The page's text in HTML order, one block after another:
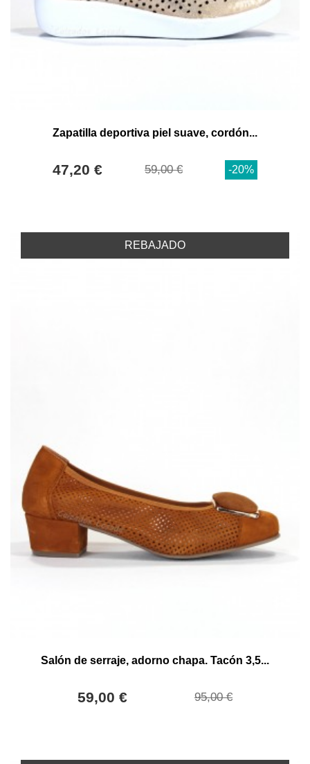
Zapatilla deportiva piel suave, cordón...
47,20 € 59,00 € -20%
REBAJADO
Salón de serraje, adorno chapa. Tacón 3,5...
59,00 € 95,00 €